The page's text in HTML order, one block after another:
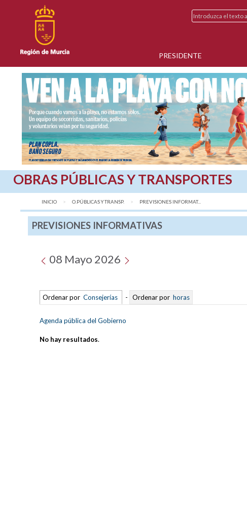
PRESIDENTE
OBRAS PÚBLICAS Y TRANSPORTES
INICIO O.PÚBLICAS Y TRANSP. AQUÍ:
PREVISIONES INFORMAT...
PREVISIONES INFORMATIVAS
08 Mayo 2026
Ordenar por Consejerías - Ordenar por horas
Agenda pública del Gobierno
No hay resultados.